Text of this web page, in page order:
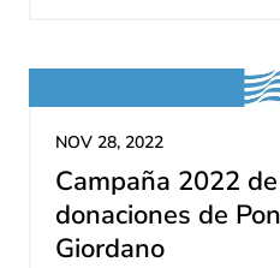
NOV 28, 2022
Campaña 2022
donaciones de
Giordano